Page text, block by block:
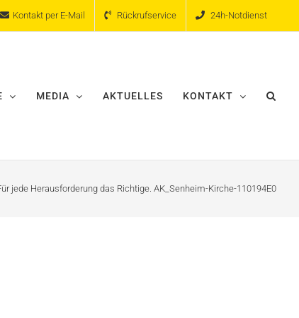
Kontakt per E-Mail Rückrufservice 24h-Notdienst
MEDIA AKTUELLES KONTAKT
jede Herausforderung das Richtige. AK_Senheim-Kirche-110194E0